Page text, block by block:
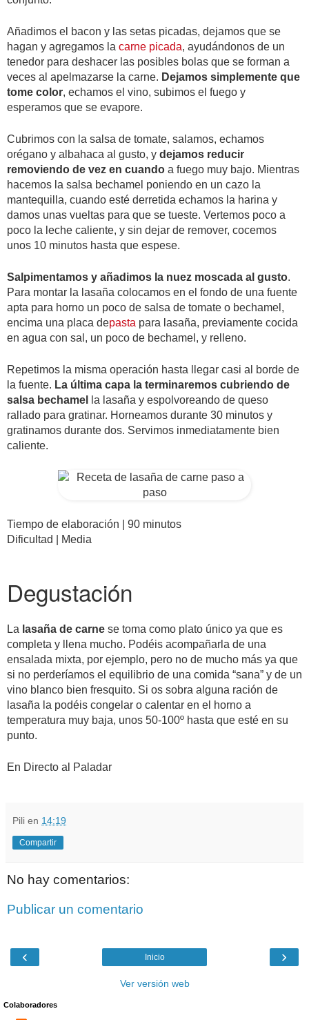
Añadimos el bacon y las setas picadas, dejamos que se
hagan y agregamos la carne picada, ayudándonos de un
tenedor para deshacer las posibles bolas que se forman a
veces al apelmazarse la carne. Dejamos simplemente que
tome color, echamos el vino, subimos el fuego y
esperamos que se evapore.
Cubrimos con la salsa de tomate, salamos, echamos
orégano y albahaca al gusto, y dejamos reducir
removiendo de vez en cuando a fuego muy bajo. Mientras
hacemos la salsa bechamel poniendo en un cazo la
mantequilla, cuando esté derretida echamos la harina y
damos unas vueltas para que se tueste. Vertemos poco a
poco la leche caliente, y sin dejar de remover, cocemos
unos 10 minutos hasta que espese.
Salpimentamos y añadimos la nuez moscada al gusto.
Para montar la lasaña colocamos en el fondo de una fuente
apta para horno un poco de salsa de tomate o bechamel,
encima una placa depasta para lasaña, previamente cocida
en agua con sal, un poco de bechamel, y relleno.
Repetimos la misma operación hasta llegar casi al borde de
la fuente. La última capa la terminaremos cubriendo de
salsa bechamel
la lasaña y espolvoreando de queso
rallado para gratinar. Horneamos durante 30 minutos y
gratinamos durante dos. Servimos inmediatamente bien
caliente.
Tiempo de elaboración | 90 minutos
Dificultad | Media
Degustación
La lasaña de carne se toma como plato único ya que es
completa y llena mucho. Podéis acompañarla de una
ensalada mixta, por ejemplo, pero no de mucho más ya que
si no perderíamos el equilibrio de una comida “sana” y de un
vino blanco bien fresquito. Si os sobra alguna ración de
lasaña la podéis congelar o calentar en el horno a
temperatura muy baja, unos 50-100º hasta que esté en su
punto.
En Directo al Paladar
Pili en 14:19
Compartir
No hay comentarios:
Publicar un comentario
‹ ›
Inicio
Ver versión web
Colaboradores